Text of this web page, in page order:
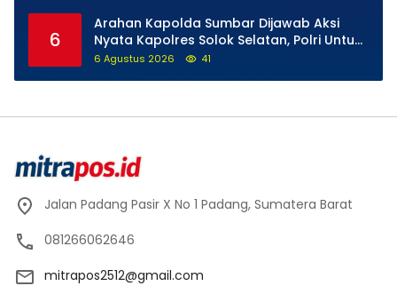
6
Arahan Kapolda Sumbar Dijawab Aksi
Nyata Kapolres Solok Selatan, Polri Untuk
Masyarakat Bukan Sekadar Slogan
6 Agustus 2026 41
Jalan Padang Pasir X No 1 Padang, Sumatera Barat
081266062646
mitrapos2512@gmail.com